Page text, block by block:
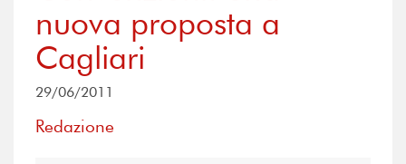
nuova proposta a
Cagliari
29/06/2011
Redazione